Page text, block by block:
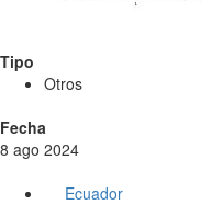
Tipo
Otros
Fecha
8 ago 2024
Ecuador